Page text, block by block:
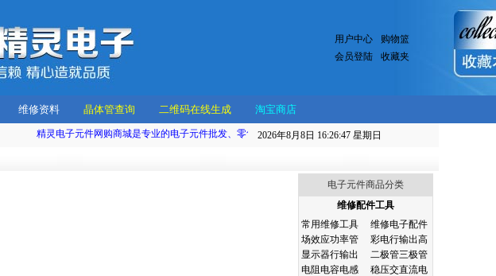
用户中心
购物篮
会员登陆
收藏夹
维修资料 晶体管查询 二维码在线生成 淘宝商店
精灵电子元件网购商城是专业的电子元件批发、零售、网购服务的网站，本商城主要在线销售小家电产品，
2026年8月8日 16:26:48 星期日
电子元件商品分类
维修配件工具
常用维修工具
维修电子配件
场效应功率管
彩电行输出高
显示器行输出
二极管三极管
电阻电容电感
稳压交直流电